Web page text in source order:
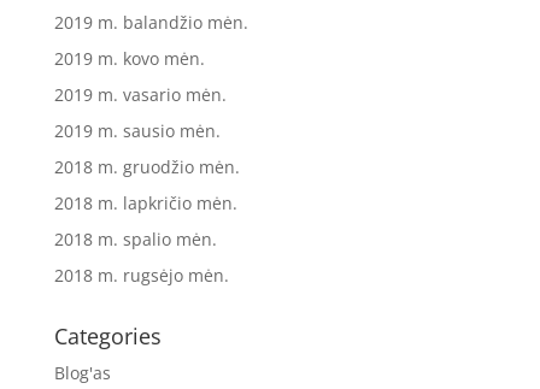
2019 m. balandžio mėn.
2019 m. kovo mėn.
2019 m. vasario mėn.
2019 m. sausio mėn.
2018 m. gruodžio mėn.
2018 m. lapkričio mėn.
2018 m. spalio mėn.
2018 m. rugsėjo mėn.
Categories
Blog'as